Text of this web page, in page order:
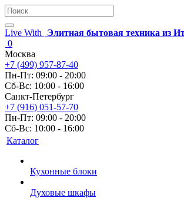
Live With
Элитная бытовая техника из
0
Москва
+7 (499) 957-87-40
Пн-Пт: 09:00 - 20:00
Сб-Вс: 10:00 - 16:00
Санкт-Петербург
+7 (916) 051-57-70
Пн-Пт: 09:00 - 20:00
Сб-Вс: 10:00 - 16:00
Каталог
Кухонные блоки
Духовые шкафы